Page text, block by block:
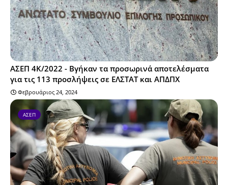
ΑΣΕΠ 4Κ/2022 - Βγήκαν τα προσωρινά αποτελέσματα
για τις 113 προσλήψεις σε ΕΛΣΤΑΤ και ΑΠΔΠΧ
Φεβρουάριος 24, 2024
ΑΣΕΠ